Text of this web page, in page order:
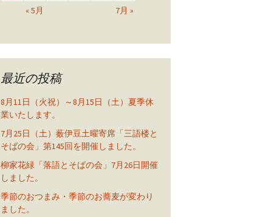
« 5月 7月 »
最近の投稿
8月11日（火祝）～8月15日（土）夏季休
業いたします。
7月25日（土）薮伊豆土曜寄席「三語楼と
そばの会」第145回を開催しました。
柳家花緑「落語とそばの会」7月26日開催
しました。
季節のおつまみ・季節のお蕎麦が変わり
ました。